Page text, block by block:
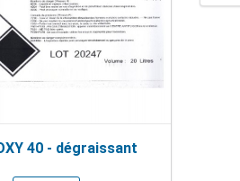
40 - dégraissant